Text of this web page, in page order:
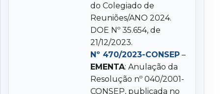
do Colegiado de
Reuniões/ANO 2024.
DOE Nº 35.654, de
21/12/2023.
Nº 470/2023-CONSEP –
EMENTA: Anulação da
Resolução nº 040/2001-
CONSEP, publicada no